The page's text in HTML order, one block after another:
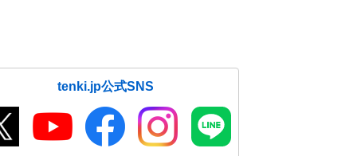
tenki.jp公式SNS